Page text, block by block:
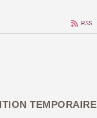
RSS
TEMPORAIRE